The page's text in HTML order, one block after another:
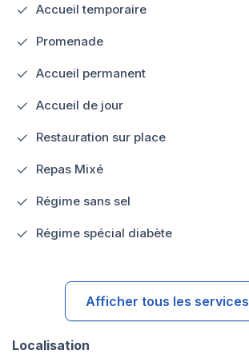
Accueil temporaire
Promenade
Accueil permanent
Accueil de jour
Restauration sur place
Repas Mixé
Régime sans sel
Régime spécial diabète
Afficher tous les services
Localisation